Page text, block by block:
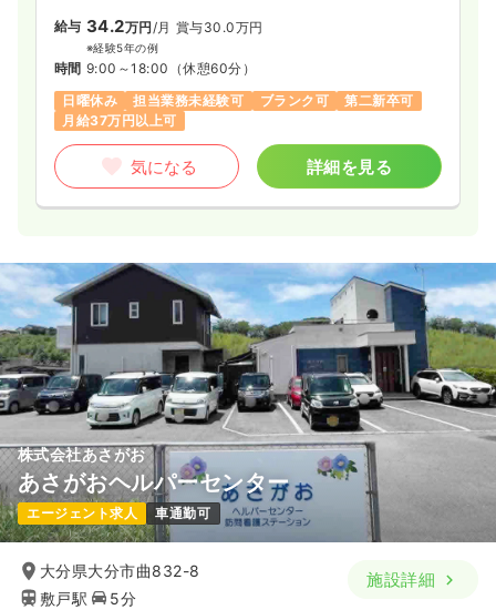
給与 34.2万円 /月 賞与30.0万円
※経験5年の例
時間 9:00～18:00 （休憩60分）
日曜休み
担当業務未経験可 ブランク可
第二新卒可
月給37万円以上可
気になる 詳細を見る
株式会社あさがお
あさがおヘルパーセンター
エージェント求人 車通勤可
大分県大分市曲832-8
敷戸駅
5分
施設詳細